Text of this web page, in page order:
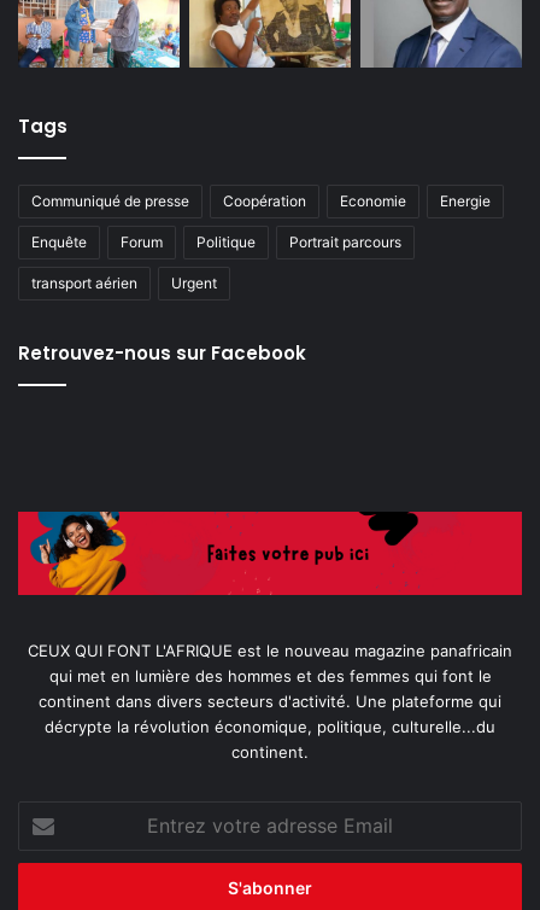
Tags
Communiqué de presse Coopération Economie Energie
Enquête Forum Politique Portrait parcours
transport aérien Urgent
Retrouvez-nous sur Facebook
CEUX QUI FONT L'AFRIQUE est le nouveau magazine panafricain
qui met en lumière des hommes et des femmes qui font le
continent dans divers secteurs d'activité. Une plateforme qui
décrypte la révolution économique, politique, culturelle...du
continent.
votre
adresse